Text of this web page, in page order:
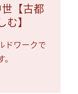
【古都
】
ドワークで